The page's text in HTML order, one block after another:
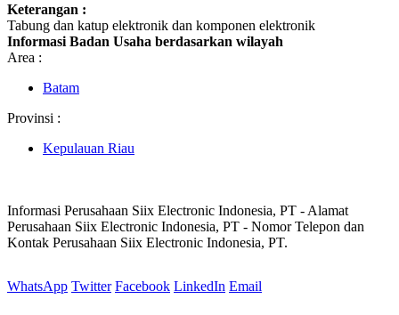
Keterangan :
Tabung dan katup elektronik dan komponen elektronik
Informasi Badan Usaha berdasarkan wilayah
Area :
Batam
Provinsi :
Kepulauan Riau
Informasi Perusahaan Siix Electronic Indonesia, PT - Alamat
Perusahaan Siix Electronic Indonesia, PT - Nomor Telepon dan
Kontak Perusahaan Siix Electronic Indonesia, PT.
WhatsApp Twitter Facebook LinkedIn Email